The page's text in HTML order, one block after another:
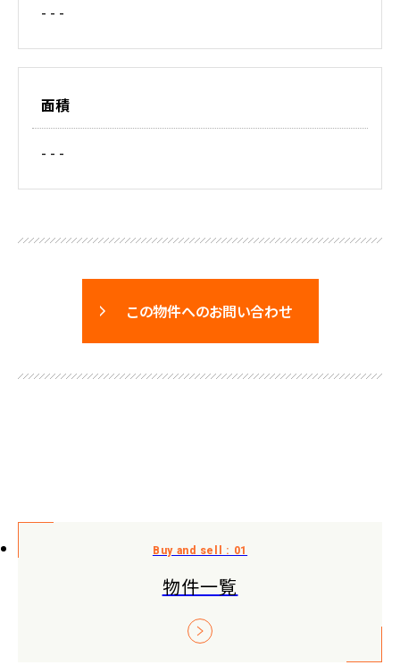
- - -
面積
- - -
この物件へのお問い合わせ
物件一覧